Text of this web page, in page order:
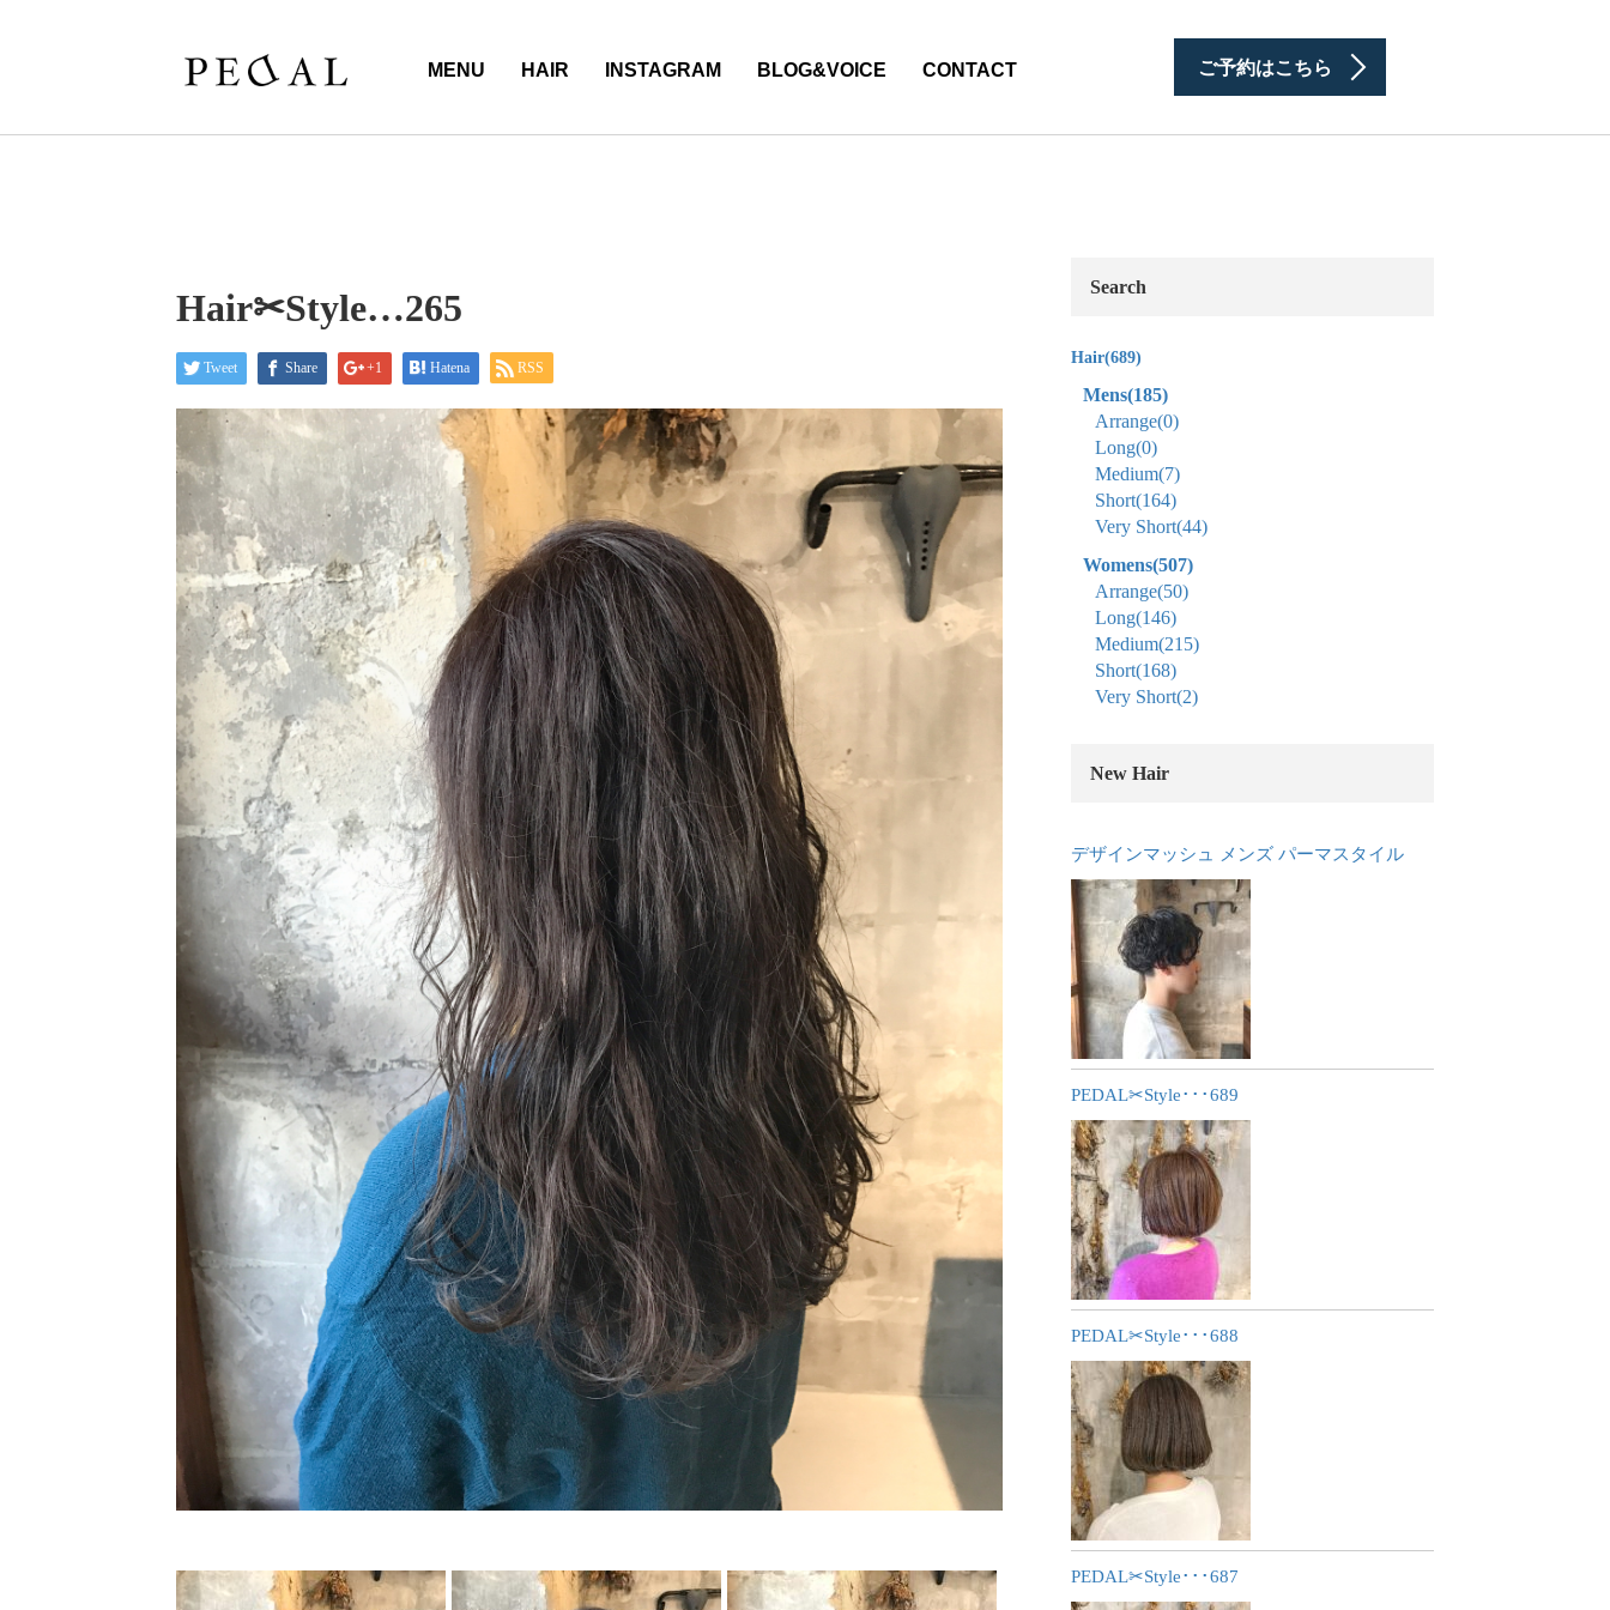
MENU HAIR INSTAGRAM BLOG&VOICE CONTACT ご予約はこちら
Hair✂︎Style…265
Tweet Share +1 Hatena RSS
Search
Hair(689)
Mens(185)
Arrange(0)
Long(0)
Medium(7)
Short(164)
Very Short(44)
Womens(507)
Arrange(50)
Long(146)
Medium(215)
Short(168)
Very Short(2)
New Hair
デザインマッシュ メンズ パーマスタイル
PEDAL✂︎Style･･･689
PEDAL✂︎Style･･･688
PEDAL✂︎Style･･･687